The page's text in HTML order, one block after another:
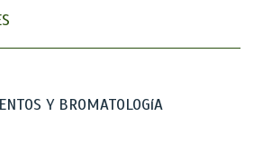
Y BROMATOLOGíA